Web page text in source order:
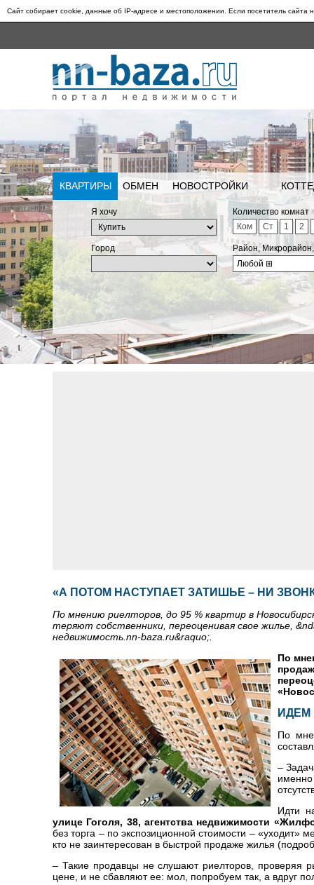
Сайт собирает cookie, данные об IP-адресе и местоположении. Если посетитель сайта
КВАРТИРЫ ОБМЕН НОВОСТРОЙКИ
Я хочу
Количество комнат
Ком
Ст 1 2
Город
Район,
Любой ⊞
«А ПОТОМ НАСТУПАЕТ ЗАТИШЬЕ – НИ
По мнению риелторов, до 95 % квартир в
теряют собственники, переоценивая свое жилье,
недвижимость.nn-baza.ru&raquo;.
По
По
–
Идти
улице Гоголя, 38, агентства недвижимости
без торга – по экспозиционной стоимости – «уходит»
кто не заинтересован в быстрой продаже жилья
– Такие продавцы не слушают риелторов, проверяя
цене, и не сбавляют ее: мол, попробуем так, а вдруг